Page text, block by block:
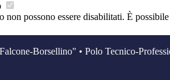
non possono essere disabilitati. È
Borsellino" • Polo Tecnico-